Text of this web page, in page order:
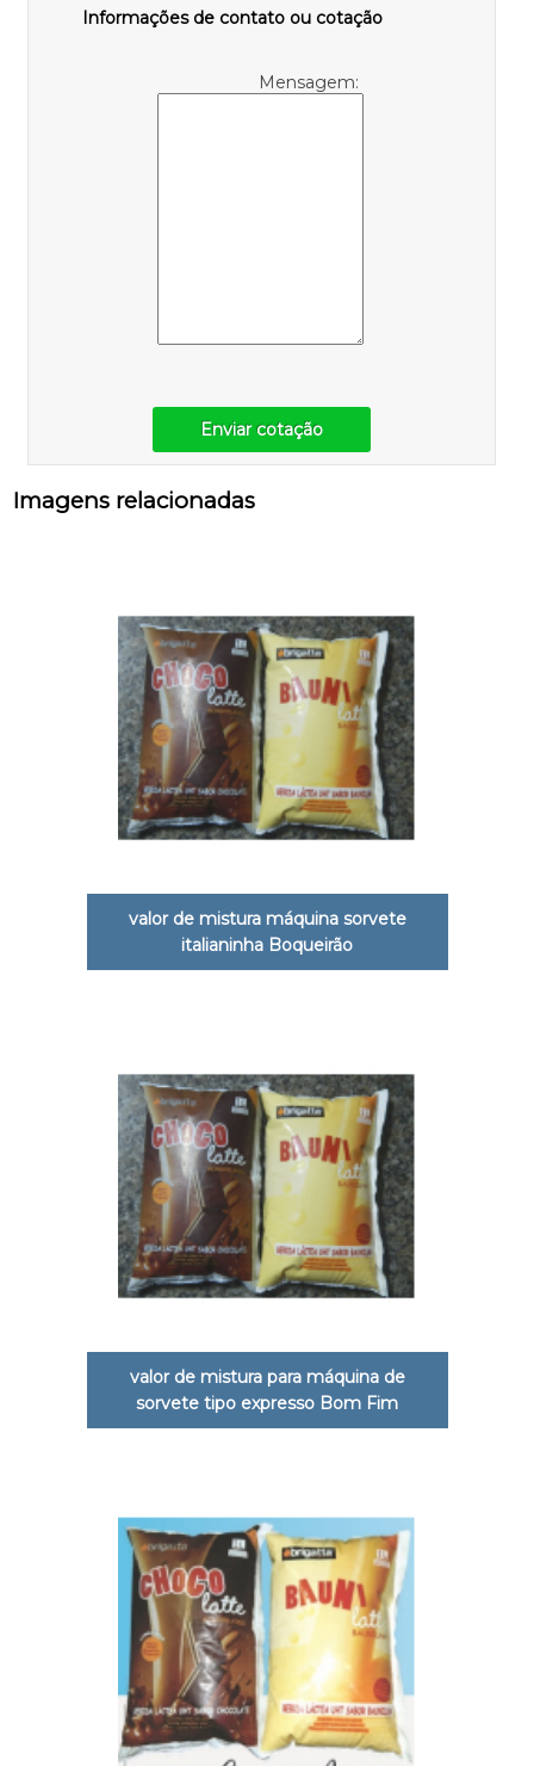
Informações de contato ou cotação
Mensagem:
Enviar cotação
Imagens relacionadas
valor de mistura máquina sorvete
italianinha Boqueirão
valor de mistura para máquina de
sorvete tipo expresso Bom Fim